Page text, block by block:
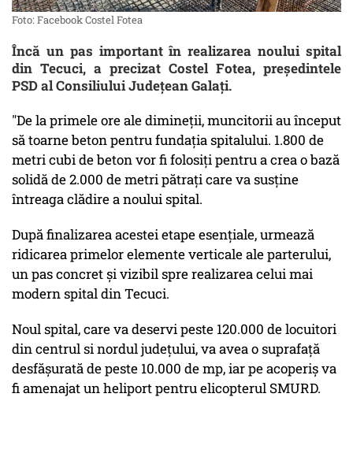
Foto: Facebook Costel Fotea
Încă un pas important în realizarea noului spital
din Tecuci, a precizat Costel Fotea, președintele
PSD al Consiliului Județean Galați.
"De la primele ore ale dimineții, muncitorii au început
să toarne beton pentru fundația spitalului. 1.800 de
metri cubi de beton vor fi folosiți pentru a crea o bază
solidă de 2.000 de metri pătrați care va susține
întreaga clădire a noului spital.
După finalizarea acestei etape esențiale, urmează
ridicarea primelor elemente verticale ale parterului,
un pas concret și vizibil spre realizarea celui mai
modern spital din Tecuci.
Noul spital, care va deservi peste 120.000 de locuitori
din centrul si nordul județului, va avea o suprafață
desfășurată de peste 10.000 de mp, iar pe acoperiș va
fi amenajat un heliport pentru elicopterul SMURD.